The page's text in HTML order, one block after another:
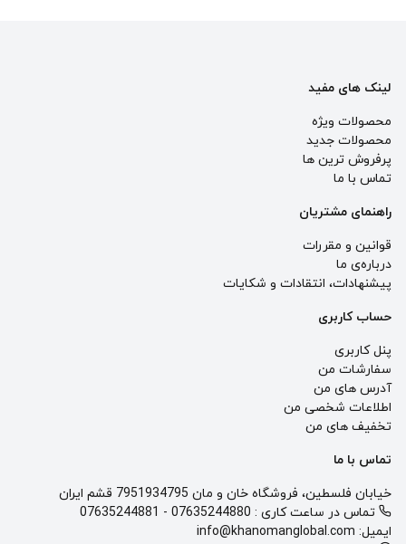
لینک های مفید
محصولات ویژه
محصولات جدید
پرفروش ترین‌ ها
تماس با ما
راهنمای مشتریان
قوانین و مقررات
درباره‌ی ما
پيشنهادات، انتقادات و شكايات
حساب کاربری
پنل کاربری
سفارشات من
آدرس های من
اطلاعات شخصی من
تخفیف های من
تماس با ما
خیابان فلسطین، فروشگاه خان و مان 7951934795 قشم ایران
تماس در ساعت کاری : 07635244880
-
07635244881
ایمیل: info@khanomanglobal.com